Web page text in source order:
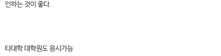
인하는 것이 좋다.
타대학 대학원도 응시가능